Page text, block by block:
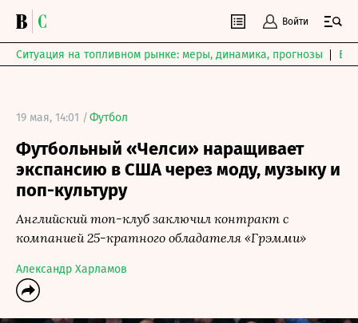
Войти
Ситуация на топливном рынке: меры, динамика, прогнозы
19 мая, 14:01 /Футбол
Футбольный «Челси» наращивает
экспансию в США через моду, музыку и
поп-культуру
Английский топ-клуб заключил контракт с
компанией 25-кратного обладателя «Грэмми»
Александр Харламов